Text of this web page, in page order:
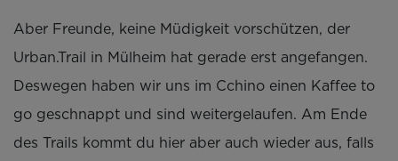
Aber Freunde, keine Müdigkeit vorschützen, der
Urban.Trail in Mülheim hat gerade erst angefangen.
Deswegen haben wir uns im Cchino einen Kaffee to
go geschnappt und sind weitergelaufen. Am Ende
des Trails kommt du hier aber auch wieder aus, falls